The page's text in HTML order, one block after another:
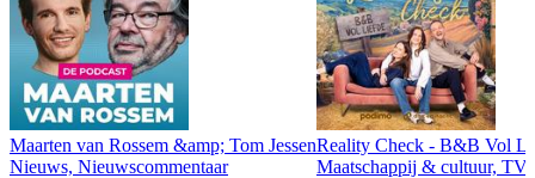
Maarten van Rossem &amp; Tom Jessen
Nieuws, Nieuwscommentaar
Reality Check - B&B Vol
Maatschappij & cultuur,